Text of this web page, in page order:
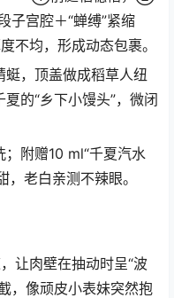
宫腔＋“蝉缚”紧缩
不均，形成动态包裹。
蜓，顶盖做成稻草人纽
的“乡下小馒头”，微闭
；附赠10 ml“千夏汽水
老白亲测不辣眼。
让肉壁在抽动时呈“波
，像顽皮小表妹突然抱